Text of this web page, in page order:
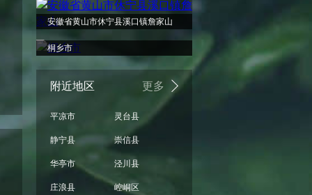
安徽省黄山市休宁县溪口镇詹家山
桐乡市
附近地区 更多
平凉市
灵台县
静宁县
崇信县
华亭市
泾川县
庄浪县
崆峒区
周日
少云 少云